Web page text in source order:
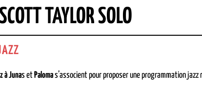
TAYLOR SOLO
à Junas etPalomas’associent pour proposer une programmation